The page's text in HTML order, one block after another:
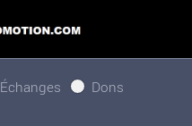
Échanges
Dons